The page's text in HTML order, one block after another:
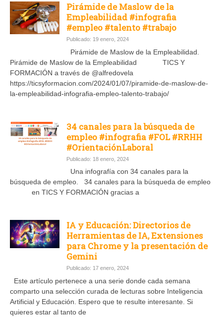
Pirámide de Maslow de la
Empleabilidad #infografia
#empleo #talento #trabajo
Publicado: 19 enero, 2024
Pirámide de Maslow de la Empleabilidad.
Pirámide de Maslow de la Empleabilidad TICS Y
FORMACIÓN a través de @alfredovela
https://ticsyformacion.com/2024/01/07/piramide-de-maslow-de-
la-empleabilidad-infografia-empleo-talento-trabajo/
34 canales para la búsqueda de
empleo #infografia #FOL #RRHH
#OrientaciónLaboral
Publicado: 18 enero, 2024
Una infografía con 34 canales para la
búsqueda de empleo. 34 canales para la búsqueda de empleo
en TICS Y FORMACIÓN gracias a
IA y Educación: Directorios de
Herramientas de IA, Extensiones
para Chrome y la presentación de
Gemini
Publicado: 17 enero, 2024
Este artículo pertenece a una serie donde cada semana
comparto una selección curada de lecturas sobre Inteligencia
Artificial y Educación. Espero que te resulte interesante. Si
quieres estar al tanto de